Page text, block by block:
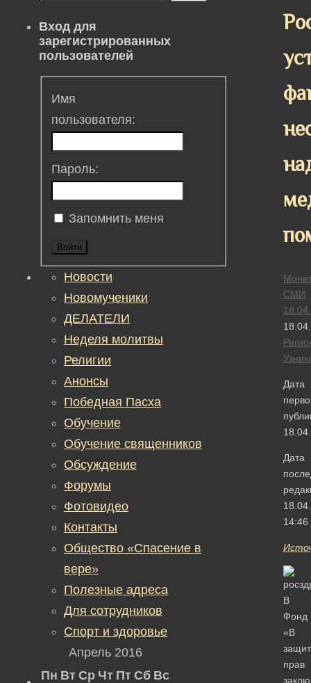
СМИ
Дата
Дата
14:46
В
Фонд
«В
прав
Вход для
зарегистрированных
пользователей
Имя
пользователя:
Пароль:
Запомнить меня
Войти
Новости
Новомученики
ДЕЛАТЕЛИ
Неделя молитвы
Религии
Анонсы
Победная Пасха
Обучение
Обучение священников
Обсуждение
Форумы
Фотовидео
Контакты
Общество «Спасение в
вере»
Полезные адреса
Для сотрудников
Спорт и здоровье
Апрель 2016
Пн Вт Ср Чт Пт Сб Вс